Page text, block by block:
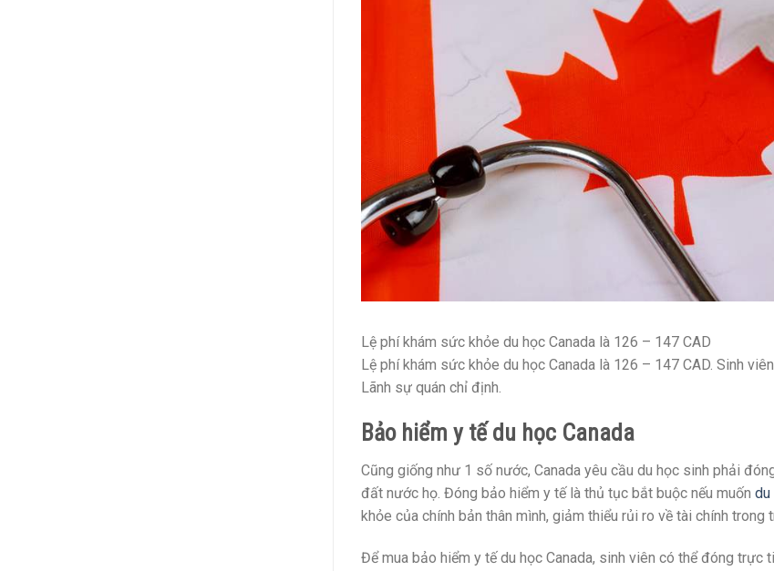
Lệ phí khám sức khỏe du học Canada là 126 – 147 CAD
Lệ phí khám sức khỏe du học Canada là 126 – 147 CAD. Sinh
Lãnh sự quán chỉ định.
Bảo hiểm y tế du học Canada
Cũng giống như 1 số nước, Canada yêu cầu du học sinh phải
đất nước họ. Đóng bảo hiểm y tế là thủ tục bắt buộc nếu muốn du
khỏe của chính bản thân mình, giảm thiểu rủi ro về tài chính
Để mua bảo hiểm y tế du học Canada, sinh viên có thể đóng